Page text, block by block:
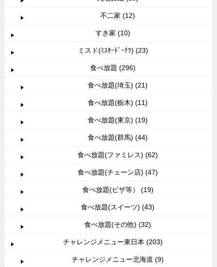
不二家 (12)
すき家 (10)
ミスド(ﾐｽﾀｰﾄﾞｰﾅﾂ) (23)
食べ放題 (296)
食べ放題(埼玉) (21)
食べ放題(栃木) (11)
食べ放題(東京) (19)
食べ放題(群馬) (44)
食べ放題(ファミレス) (62)
食べ放題(チェーン店) (47)
食べ放題(ピザ等） (19)
食べ放題(スイーツ) (43)
食べ放題(その他) (32)
チャレンジメニュー東日本 (203)
チャレンジメニュー北海道 (9)